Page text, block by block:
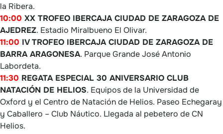
la Ribera.
10:00 XX TROFEO IBERCAJA CIUDAD DE ZARAGOZA DE
AJEDREZ. Estadio Miralbueno El Olivar.
11:00 IV TROFEO IBERCAJA CIUDAD DE ZARAGOZA DE
BARRA ARAGONESA. Parque Grande José Antonio
Labordeta.
11:30 REGATA ESPECIAL 30 ANIVERSARIO CLUB
NATACIÓN DE HELIOS. Equipos de la Universidad de
Oxford y el Centro de Natación de Helios. Paseo Echegaray
y Caballero – Club Náutico. Llegada al pebetero de CN
Helios.